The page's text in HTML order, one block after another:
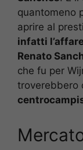
quantomeno
aprire al
infatti
Renato
che fu per
troverebbero